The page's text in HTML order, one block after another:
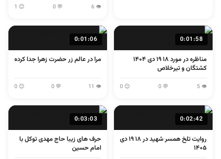
👁 6
💬 0
😊 1
0:01:58
مناظره در مورد ۱۸ ۱۹ دی ۱۴۰۴
کشتگان و تیرخلاص
👁 5
💬 0
😊 0
0:01:06
مرا در عالم زر حضرت زهرا جدا کرده
👁 11
💬 0
😊 0
0:02:42
روایت تلخ همسر شهید در ۱۸ ۱۹ دی
۱۴۰۵
0:03:03
حرف های زیبا حاج مهدی توکل با
امام حسین